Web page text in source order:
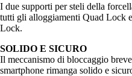
I due supporti per steli della
tutti gli alloggiamenti Quad Lock
Lock.
SOLIDO E SICURO
Il meccanismo di bloccaggio
smartphone rimanga solido e